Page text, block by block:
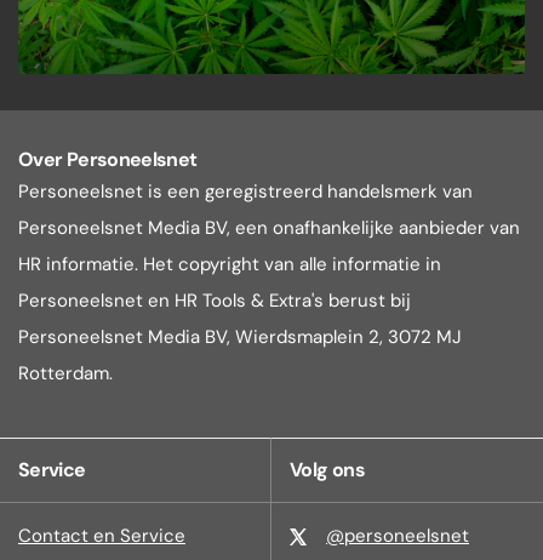
Over Personeelsnet
Personeelsnet is een geregistreerd handelsmerk van
Personeelsnet Media BV, een onafhankelijke aanbieder van
HR informatie. Het copyright van alle informatie in
Personeelsnet en HR Tools & Extra's berust bij
Personeelsnet Media BV, Wierdsmaplein 2, 3072 MJ
Rotterdam.
Service
Contact en Service
Volg ons
@personeelsnet